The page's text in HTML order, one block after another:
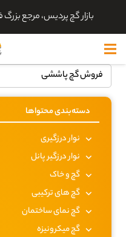
بازار گچ پردیس، مرجع
دسته‌بندی محتواها
نوار درزگیری
نوار درزگیر پانل
گچ و خاک
گچ های ترکیبی
گچ نمای ساختمان
گچ میکرونیزه